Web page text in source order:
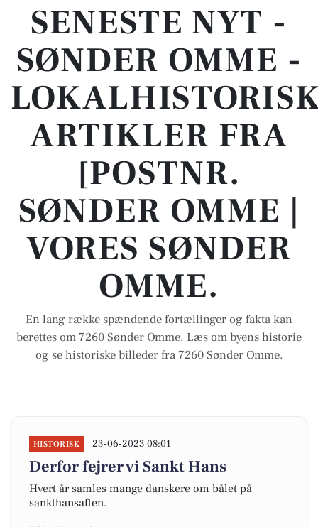
SENESTE NYT -
SØNDER OMME -
ARTIKLER FRA
[POSTNR.
SØNDER OMME |
VORES SØNDER
OMME.
En lang række spændende fortællinger og fakta kan
berettes om 7260 Sønder Omme. Læs om byens historie
og se historiske billeder fra 7260 Sønder Omme.
HISTORISK 23-06-2023 08:01
Derfor fejrer vi Sankt Hans
Hvert år samles mange danskere om bålet på
sankthansaften.